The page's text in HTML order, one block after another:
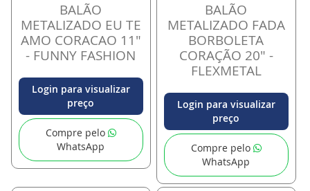
BALÃO
METALIZADO EU TE
AMO CORACAO 11"
- FUNNY FASHION
Login para visualizar
preço
Compre pelo
WhatsApp
BALÃO
METALIZADO FADA
BORBOLETA
CORAÇÃO 20" -
FLEXMETAL
Login para visualizar
preço
Compre pelo
WhatsApp